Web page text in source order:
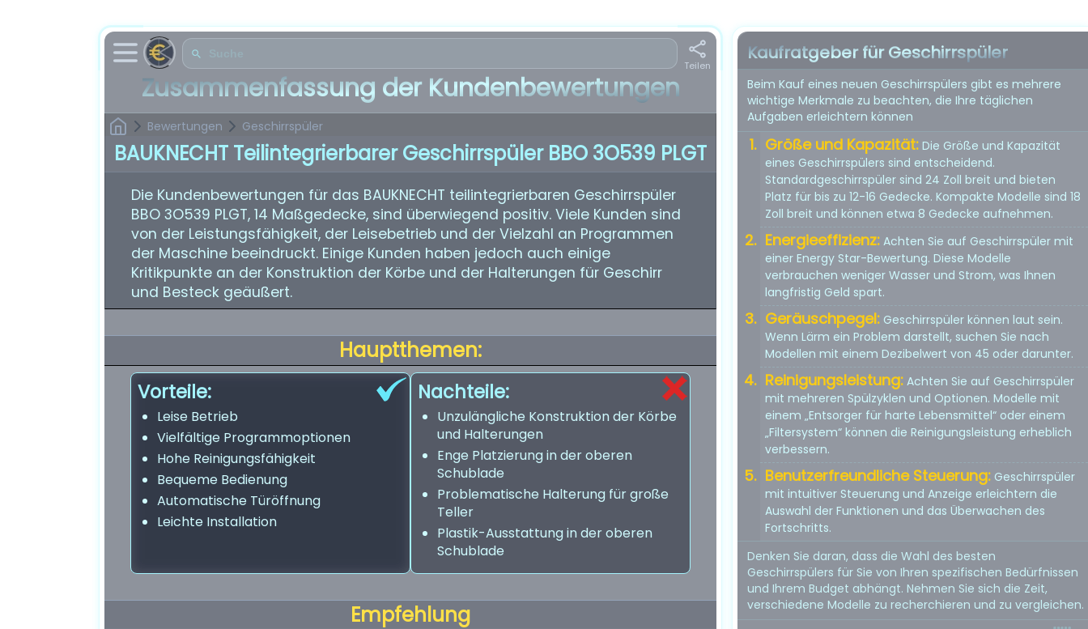
Teilen
Zusammenfassung der Kundenbewertungen
Bewertungen Geschirrspüler
BAUKNECHT Teilintegrierbarer Geschirrspüler BBO 3O539 PLGT
Die Kundenbewertungen für das BAUKNECHT teilintegrierbaren Geschirrspüler
BBO 3O539 PLGT, 14 Maßgedecke, sind überwiegend positiv. Viele Kunden sind
von der Leistungsfähigkeit, der Leisebetrieb und der Vielzahl an Programmen
der Maschine beeindruckt. Einige Kunden haben jedoch auch einige
Kritikpunkte an der Konstruktion der Körbe und der Halterungen für Geschirr
und Besteck geäußert.
Hauptthemen:
Vorteile:
Leise Betrieb
Vielfältige Programmoptionen
Hohe Reinigungsfähigkeit
Bequeme Bedienung
Automatische Türöffnung
Leichte Installation
Nachteile:
Unzulängliche Konstruktion der Körbe
und Halterungen
Enge Platzierung in der oberen
Schublade
Problematische Halterung für große
Teller
Plastik-Ausstattung in der oberen
Schublade
Empfehlung
Kaufratgeber für Geschirrspüler
Beim Kauf eines neuen Geschirrspülers gibt es mehrere
wichtige Merkmale zu beachten, die Ihre täglichen
Aufgaben erleichtern können
Größe und Kapazität: Die Größe und Kapazität
eines Geschirrspülers sind entscheidend.
Standardgeschirrspüler sind 24 Zoll breit und bieten
Platz für bis zu 12-16 Gedecke. Kompakte Modelle sind 18
Zoll breit und können etwa 8 Gedecke aufnehmen.
Energieeffizienz: Achten Sie auf Geschirrspüler mit
einer Energy Star-Bewertung. Diese Modelle
verbrauchen weniger Wasser und Strom, was Ihnen
langfristig Geld spart.
Geräuschpegel: Geschirrspüler können laut sein.
Wenn Lärm ein Problem darstellt, suchen Sie nach
Modellen mit einem Dezibelwert von 45 oder darunter.
Reinigungsleistung: Achten Sie auf Geschirrspüler
mit mehreren Spülzyklen und Optionen. Modelle mit
einem „Entsorger für harte Lebensmittel“ oder einem
„Filtersystem“ können die Reinigungsleistung erheblich
verbessern.
Benutzerfreundliche Steuerung: Geschirrspüler
mit intuitiver Steuerung und Anzeige erleichtern die
Auswahl der Funktionen und das Überwachen des
Fortschritts.
Denken Sie daran, dass die Wahl des besten
Geschirrspülers für Sie von Ihren spezifischen Bedürfnissen
und Ihrem Budget abhängt. Nehmen Sie sich die Zeit,
verschiedene Modelle zu recherchieren und zu vergleichen.